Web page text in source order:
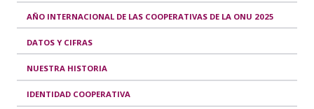
AÑO INTERNACIONAL DE LAS COOPERATIVAS DE LA ONU 2025
DATOS Y CIFRAS
NUESTRA HISTORIA
IDENTIDAD COOPERATIVA